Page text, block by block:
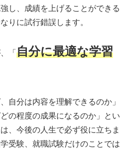
し、成績を上げることができる
りに試行錯誤します。
「 自分に最適な学習
自分は内容を理解できるのか」
の程度の成果になるのか」とい
、今後の人生で必ず役に立ちま
受験、就職試験だけのことでは